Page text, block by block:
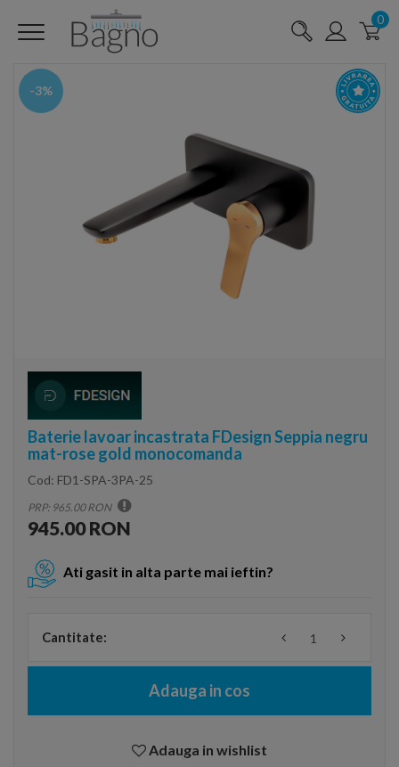
0
-3%
Baterie lavoar incastrata FDesign Seppia negru
mat-rose gold monocomanda
Cod: FD1-SPA-3PA-25
PRP: 965.00 RON
945.00 RON
Ati gasit in alta parte mai ieftin?
Cantitate:
Adauga in cos
Adauga in wishlist